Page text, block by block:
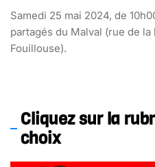
Samedi 25 mai 2024, de
partagés du Malval (rue de
Fouillouse).
Cliquez sur la
choix